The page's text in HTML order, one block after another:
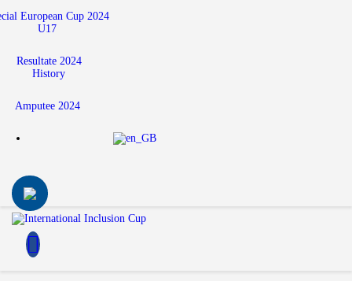
European Cup 2024
U17
Resultate 2024
History
Amputee 2024